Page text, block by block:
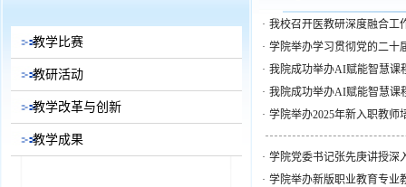
教学比赛
教研活动
教学改革与创新
教学成果
· 我校召开医教研深度融合工
· 学院举办学习贯彻党的二十
· 我院成功举办AI赋能智慧课
· 我院成功举办AI赋能智慧课
· 学院举办2025年新入职教师
· 学院党委书记张先庚讲授深
· 学院举办新版职业教育专业